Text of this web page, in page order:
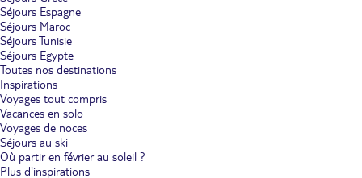
Séjours Espagne
Séjours Maroc
Séjours Tunisie
Séjours Egypte
Toutes nos destinations
Inspirations
Voyages tout compris
Vacances en solo
Voyages de noces
Séjours au ski
Où partir en février au soleil ?
Plus d'inspirations